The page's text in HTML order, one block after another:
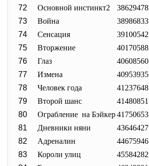
72
Основной инстинкт2 38629478
73
Война 38986833
74
Сенсация 39100542
75
Вторжение 40170588
76
Глаз 40608560
77
Измена 40953935
78
Человек года 41237648
79
Второй шанс 41480851
80
Ограбление на Бэйкер41750653
81
Дневники няни 43646427
82
Адреналин 44675946
83
Короли улиц 45584282